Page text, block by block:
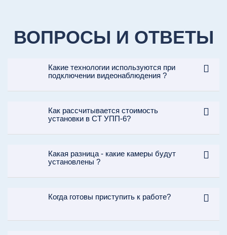
ВОПРОСЫ И ОТВЕТЫ
Какие технологии используются при
подключении видеонаблюдения ?
Как рассчитывается стоимость
установки в СТ УПП-6?
Какая разница - какие камеры будут
установлены ?
Когда готовы приступить к работе?